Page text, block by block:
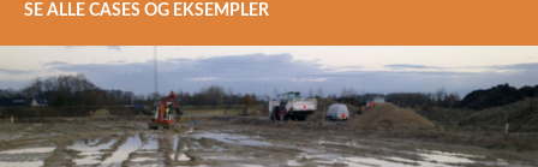
SE ALLE CASES OG EKSEMPLER